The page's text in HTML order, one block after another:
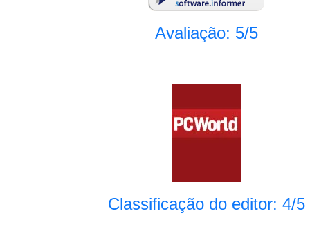
Avaliação: 5/5
Classificação do editor: 4/5